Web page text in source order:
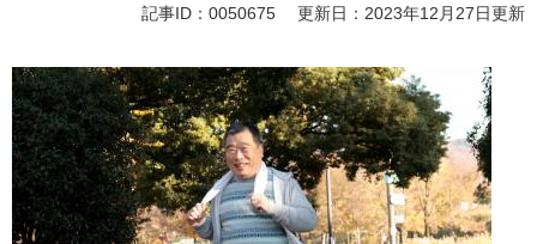
記事ID：0050675 更新日：2023年12月27日更新